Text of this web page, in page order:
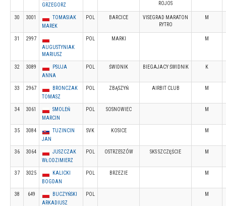
GRZEGORZ
ROJOS
30 3001
TOMASIAK
MAREK
POL BARCICE
VISEGRAD MARATON
RYTRO
M
31
2997
AUGUSTYNIAK
MARIUSZ
POL MARKI M
32 3089
PSUJA
ANNA
POL ŚWIDNIK BIEGAJACY ŚWIDNIK K
33 2967
BRONCZAK
TOMASZ
POL ZBĄSZYŃ AIRBIT CLUB M
34 3061
SMOLEŃ
MARCIN
POL SOSNOWIEC M
35 3084
TUZINCIN
JAN
SVK KOSICE M
36 3064
JUSZCZAK
WŁODZIMIERZ
POL OSTRZESZÓW SKS SZCZĘŚCIE M
37 3025
KALICKI
BOGDAN
POL BRZEZIE M
38 649
BUCZYŃSKI
ARKADIUSZ
POL M